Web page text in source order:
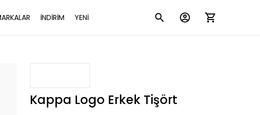
İNDİRİM YENİ
Kappa Logo Erkek Tişört